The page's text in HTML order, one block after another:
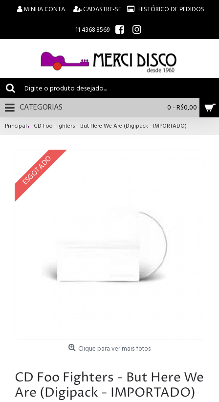
MINHA CONTA CADASTRE-SE
HISTÓRICO DE PEDIDOS
11 4368.8569
0 - R$0,00
CATEGORIAS
Principal CD Foo Fighters - But Here We Are (Digipack - IMPORTADO)
ESGOTADO
Clique para ver mais fotos
CD Foo Fighters - But Here We
Are (Digipack - IMPORTADO)